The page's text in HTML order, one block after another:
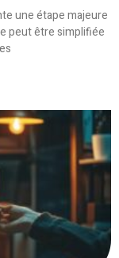
une étape majeure
peut être simplifiée